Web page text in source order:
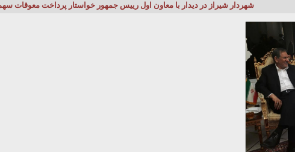
شهردار شیراز در دیدار با معاون اول رییس جمهور خواستار پرداخت